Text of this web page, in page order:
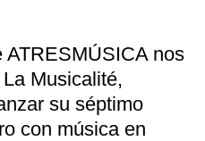
ATRESMÚSICA nos
Musicalité,
su séptimo
con música en